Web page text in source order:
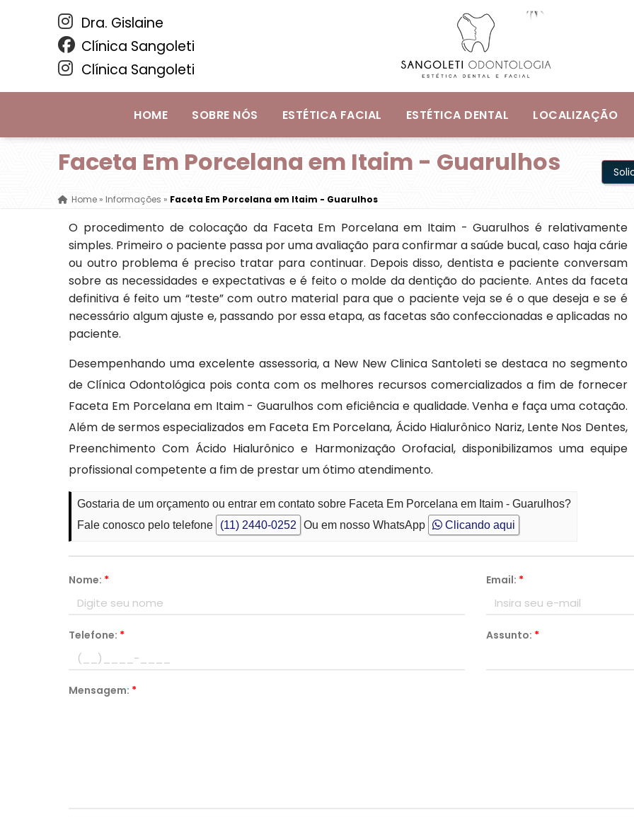
Dra. Gislaine
Clínica Sangoleti
Clínica Sangoleti
HOME SOBRE NÓS ESTÉTICA FACIAL ESTÉTICA DENTAL LOCALIZAÇÃO
Faceta Em Porcelana em Itaim - Guarulhos
Home»Informações » Faceta Em Porcelana em Itaim - Guarulhos
O procedimento de colocação da Faceta Em Porcelana em Itaim - Guarulhos é relativamente
simples. Primeiro o paciente passa por uma avaliação para confirmar a saúde bucal, caso haja cárie
ou outro problema é preciso tratar para continuar. Depois disso, dentista e paciente conversam
sobre as necessidades e expectativas e é feito o molde da dentição do paciente. Antes da faceta
definitiva é feito um “teste” com outro material para que o paciente veja se é o que deseja e se é
necessário algum ajuste e, passando por essa etapa, as facetas são confeccionadas e aplicadas no
paciente.
Desempenhando uma excelente assessoria, a New New Clinica Santoleti se destaca no segmento
de Clínica Odontológica pois conta com os melhores recursos comercializados a fim de fornecer
Faceta Em Porcelana em Itaim - Guarulhos com eficiência e qualidade. Venha e faça uma cotação.
Além de sermos especializados em Faceta Em Porcelana, Ácido Hialurônico Nariz, Lente Nos Dentes,
Preenchimento Com Ácido Hialurônico e Harmonização Orofacial, disponibilizamos uma equipe
profissional competente a fim de prestar um ótimo atendimento.
Gostaria de um orçamento ou entrar em contato sobre Faceta Em Porcelana em Itaim - Guarulhos?
Fale conosco pelo telefone
(11) 2440-0252 Ou em nosso WhatsApp Clicando aqui
Nome: * Email: *
Telefone: * Assunto: *
Mensagem: *